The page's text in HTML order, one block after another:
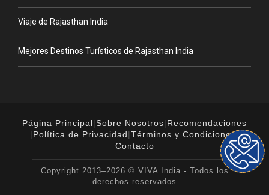
Viaje de Rajasthan India
Mejores Destinos Turísticos de Rajasthan India
Página Principal|Sobre Nosotros| Recomendaciones
| Política de Privacidad|Términos y Condiciones|
Contacto
Copyright 2013–2026 © VIVA India - Todos los
derechos reservados